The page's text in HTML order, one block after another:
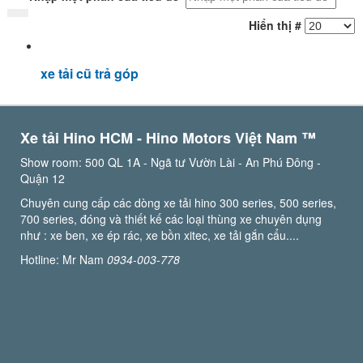
Hiển thị #
xe tải cũ trả góp
Xe tải Hino HCM - Hino Motors Việt Nam ™️
Show room: 500 QL 1A - Ngã tư Vườn Lài - An Phú Đông -
Quận 12
Chuyên cung cấp các dòng xe tải hino 300 series, 500 series,
700 series, đóng và thiết kế các loại thùng xe chuyên dụng
như : xe ben, xe ép rác, xe bồn xitec, xe tải gắn cẩu....
Hotline: Mr Nam 0934-003-778